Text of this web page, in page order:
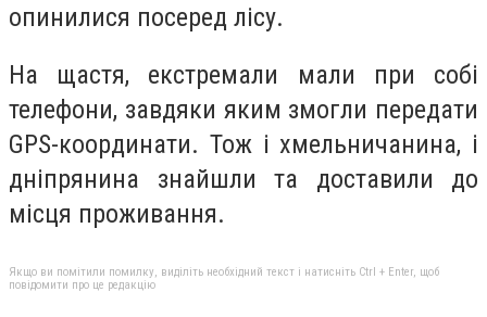
опинилися посеред лісу.
На щастя, екстремали мали при собі
телефони, завдяки яким змогли передати
GPS-координати. Тож і хмельничанина, і
дніпрянина знайшли та доставили до
місця проживання.
Якщо ви помітили помилку, виділіть необхідний текст і натисніть Ctrl + Enter, щоб
повідомити про це редакцію